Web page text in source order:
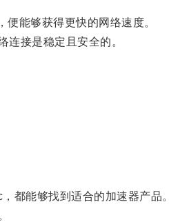
能够获得更快的网络速度。
接是稳定且安全的。
能够找到适合的加速器产品。